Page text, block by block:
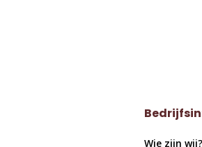
Wie zijn wij?